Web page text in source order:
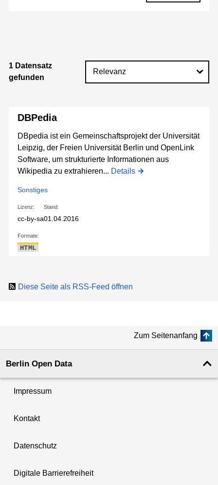
1 Datensatz
gefunden
DBPedia
DBpedia ist ein Gemeinschaftsprojekt der Universität
Leipzig, der Freien Universität Berlin und OpenLink
Software, um strukturierte Informationen aus
Wikipedia zu extrahieren... Details
Sonstiges
Lizenz:
cc-by-sa
Stand:
01.04.2016
Formate:
HTML
Diese Seite als RSS-Feed öffnen
Zum Seitenanfang
Berlin Open Data
Impressum
Kontakt
Datenschutz
Digitale Barrierefreiheit